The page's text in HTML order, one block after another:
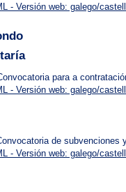
- Versión web: galego/
para a
- Versión web: galego/
de subvenciones
- Versión web: galego/